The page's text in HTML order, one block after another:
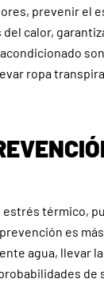
prevenir el
calor,
ropa
estrés térmico,
es
agua, llevar
de